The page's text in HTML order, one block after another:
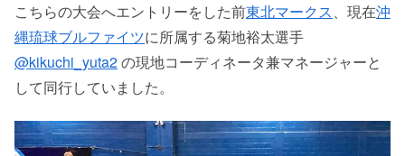
こちらの大会へエントリーをした前東北マークス、現在沖
縄琉球ブルファイツに所属する菊地裕太選手
@kikuchi_yuta2の現地コーディネータ兼マネージャーと
して同行していました。